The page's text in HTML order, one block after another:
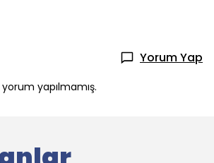
Yorum Yap
yapılmamış.